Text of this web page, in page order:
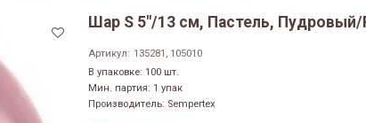
Шар S 5"/13 см, Пастель,
Артикул: 135281, 105010
В упаковке: 100 шт.
Мин. партия: 1 упак
Производитель: Sempertex